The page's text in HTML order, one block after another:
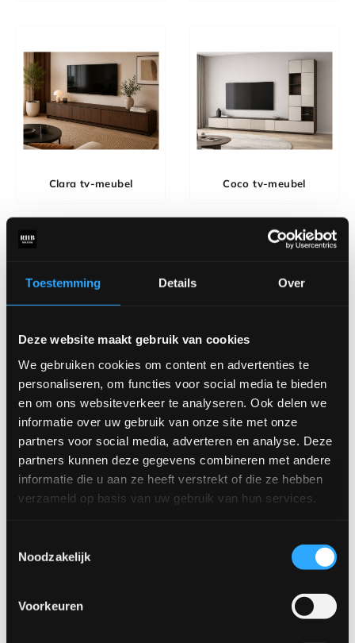
Toestemming Details Over
Deze website maakt gebruik van cookies
We gebruiken cookies om content en advertenties te
personaliseren, om functies voor social media te bieden
en om ons websiteverkeer te analyseren. Ook delen we
informatie over uw gebruik van onze site met onze
partners voor social media, adverteren en analyse. Deze
partners kunnen deze gegevens combineren met andere
informatie die u aan ze heeft verstrekt of die ze hebben
verzameld op basis van uw gebruik van hun services.
Noodzakelijk
Voorkeuren
Clara tv-meubel Coco tv-meubel
Fenna tv-meubel Luna tv-meubel